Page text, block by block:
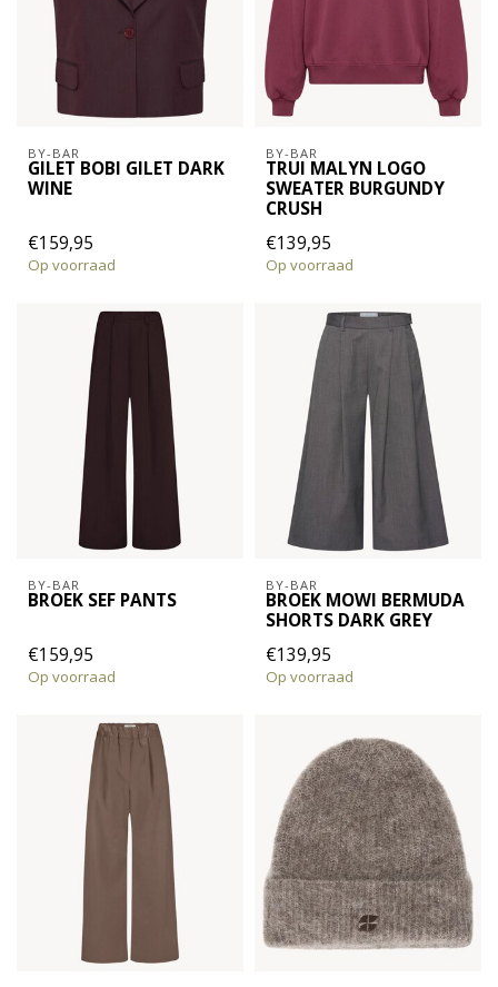
BY-BAR
GILET BOBI GILET DARK
WINE
€159,95
Op voorraad
BY-BAR
TRUI MALYN LOGO
SWEATER BURGUNDY
CRUSH
€139,95
Op voorraad
BY-BAR
BROEK SEF PANTS
€159,95
Op voorraad
BY-BAR
BROEK MOWI BERMUDA
SHORTS DARK GREY
€139,95
Op voorraad